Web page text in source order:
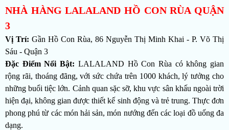
NHÀ HÀNG LALALAND HỒ CON RÙA QUẬN
3
Vị Trí: Gần Hồ Con Rùa, 86 Nguyễn Thị Minh Khai - P. Võ Thị
Sáu - Quận 3
Đặc Điểm Nổi Bật: LALALAND Hồ Con Rùa có không gian
rộng rãi, thoáng đãng, với sức chứa trên 1000 khách, lý tưởng cho
những buổi tiệc lớn. Cảnh quan sặc sỡ, khu vực sân khấu ngoài trời
hiện đại, không gian được thiết kế sinh động và trẻ trung. Thực đơn
phong phú từ các món hải sản, món nướng đến các loại đồ uống đa
dạng.